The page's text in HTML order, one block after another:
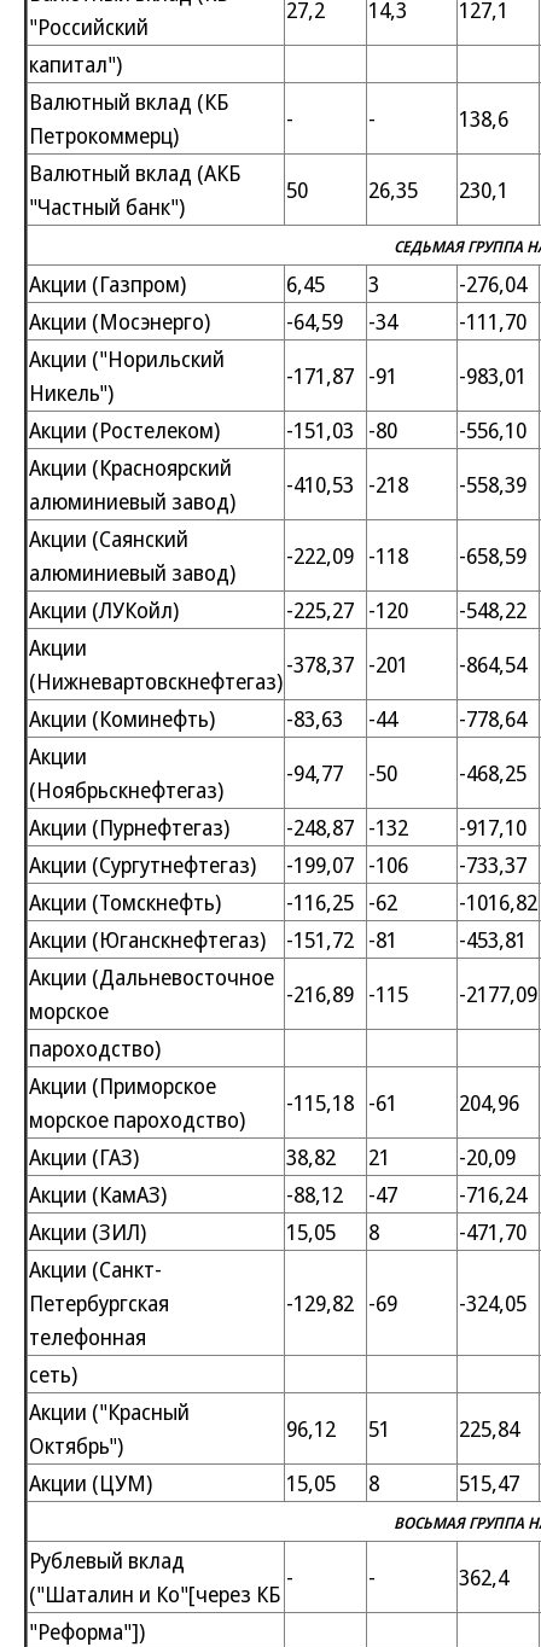
"Российский
27,2 14,3
127,1
капитал")
Валютный вклад (КБ
Петрокоммерц)
- -
138,6
Валютный вклад (АКБ
"Частный банк")
50 26,35 230,1
СЕДЬМАЯ ГРУППА
Акции (Газпром) 6,45 3
-276,04
Акции (Мосэнерго)
-64,59 -34
-111,70
Акции ("Норильский
Никель")
-171,87 -91
-983,01
Акции (Ростелеком)
-151,03 -80
-556,10
Акции (Красноярский
алюминиевый завод)
-410,53 -218
-558,39
Акции (Саянский
алюминиевый завод)
-222,09 -118
-658,59
Акции (ЛУКойл)
-225,27 -120
-548,22
Акции
(Нижневартовскнефтегаз)
-378,37 -201
-864,54
Акции (Коминефть)
-83,63 -44
-778,64
Акции
(Ноябрьскнефтегаз)
-94,77 -50
-468,25
Акции (Пурнефтегаз)
-248,87 -132
-917,10
Акции (Сургутнефтегаз)
-199,07 -106
-733,37
Акции (Томскнефть)
-116,25 -62
-1016,82
Акции (Юганскнефтегаз)
-151,72 -81
-453,81
Акции (Дальневосточное
морское
-216,89 -115
-2177,09
пароходство)
Акции (Приморское
морское пароходство)
-115,18 -61
204,96
Акции (ГАЗ)
38,82 21
-20,09
Акции (КамАЗ)
-88,12 -47
-716,24
Акции (ЗИЛ)
15,05 8
-471,70
Акции (Санкт-
Петербургская
телефонная
-129,82 -69 -324,05
сеть)
Акции ("Красный
Октябрь")
96,12 51
225,84
Акции (ЦУМ)
15,05 8 515,47
ВОСЬМАЯ ГРУППА
Рублевый вклад
("Шаталин и Ко"[через КБ
- -
362,4
"Реформа"])